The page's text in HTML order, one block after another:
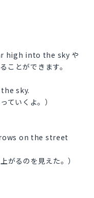
high into the sky や
とができます。
sky.
ていくよ。）
on the street
がるのを見えた。）